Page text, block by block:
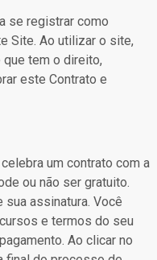
se registrar como
Site. Ao utilizar o site,
tem o direito,
este Contrato e
um contrato com a
ou não ser gratuito.
assinatura. Você
e termos do seu
Ao clicar no